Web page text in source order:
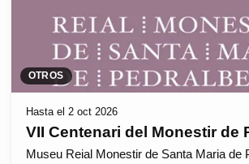
OTROS
Hasta el 2 oct 2026
VII Centenari del Monestir de
Museu Reial Monestir de Santa Maria de